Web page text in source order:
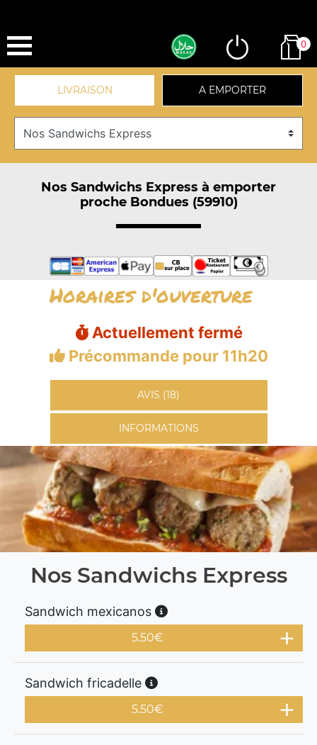
0
LIVRAISON A EMPORTER
Nos Sandwichs Express à emporter
proche Bondues (59910)
Horaires d'ouverture
Actuellement fermé
Précommande pour 11h20
AVIS (18)
INFORMATIONS
Nos Sandwichs Express
Sandwich mexicanos
5.50€
Sandwich fricadelle
5.50€